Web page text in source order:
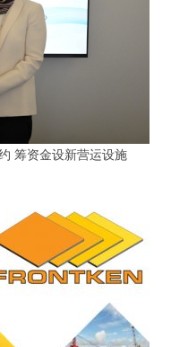
筹资金设新营运设施